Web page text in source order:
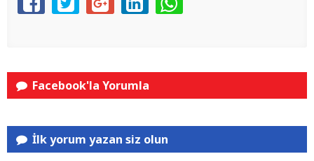
Facebook'la Yorumla
İlk yorum yazan siz olun